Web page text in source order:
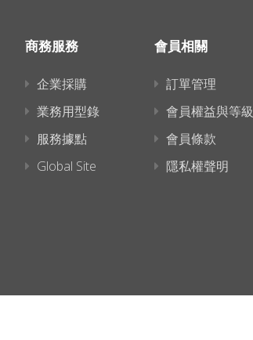
商務服務
企業採購
業務用型錄
服務據點
Global Site
會員相關
訂單管理
會員權益與等級
會員條款
隱私權聲明